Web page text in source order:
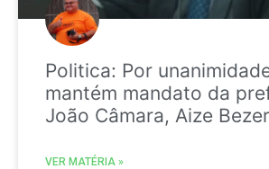
Politica: Por
mantém mandato da
João Câmara, Aize
VER MATÉRIA »